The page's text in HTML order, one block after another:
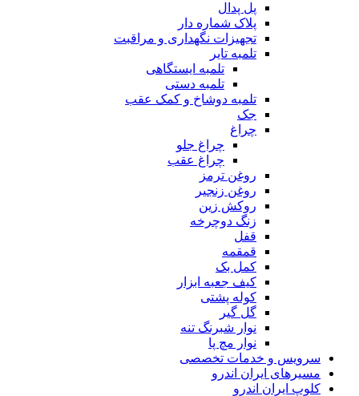
پل پدال
پلاک شماره دار
تجهیزات نگهداری و مراقبت
تلمبه تایر
تلمبه ایستگاهی
تلمبه دستی
تلمبه دوشاخ و کمک عقب
جک
چراغ
چراغ جلو
چراغ عقب
روغن ترمز
روغن زنجیر
روکش زین
زنگ دوچرخه
قفل
قمقمه
کمل بک
کیف جعبه ابزار
کوله پشتی
گل گیر
نوار شبرنگ تنه
نوار مچ پا
سرویس و خدمات تخصصی
مسیرهای ایران اندرو
کلوپ ایران اندرو